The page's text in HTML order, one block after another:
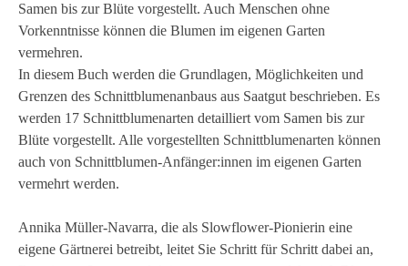
Samen bis zur Blüte vorgestellt. Auch Menschen ohne
Vorkenntnisse können die Blumen im eigenen Garten
vermehren.
In diesem Buch werden die Grundlagen, Möglichkeiten und
Grenzen des Schnittblumenanbaus aus Saatgut beschrieben. Es
werden 17 Schnittblumenarten detailliert vom Samen bis zur
Blüte vorgestellt. Alle vorgestellten Schnittblumenarten können
auch von Schnittblumen-Anfänger:innen im eigenen Garten
vermehrt werden.
Annika Müller-Navarra, die als Slowflower-Pionierin eine
eigene Gärtnerei betreibt, leitet Sie Schritt für Schritt dabei an,